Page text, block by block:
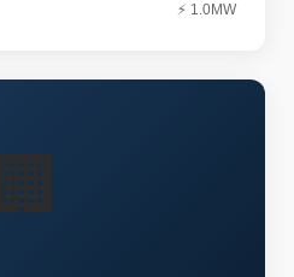
⚡ 1.0MW
🏢